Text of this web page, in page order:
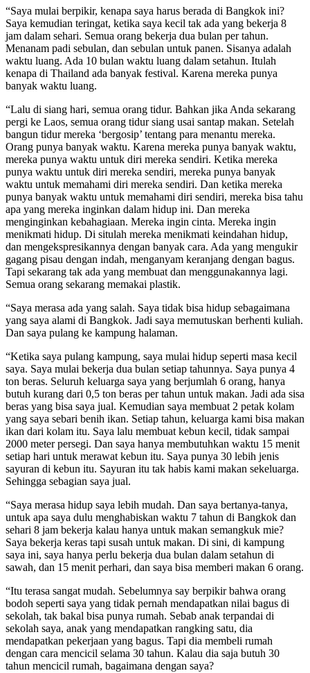
“Saya mulai berpikir, kenapa saya harus berada di Bangkok ini?
Saya kemudian teringat, ketika saya kecil tak ada yang bekerja 8
jam dalam sehari. Semua orang bekerja dua bulan per tahun.
Menanam padi sebulan, dan sebulan untuk panen. Sisanya adalah
waktu luang. Ada 10 bulan waktu luang dalam setahun. Itulah
kenapa di Thailand ada banyak festival. Karena mereka punya
banyak waktu luang.
“Lalu di siang hari, semua orang tidur. Bahkan jika Anda sekarang
pergi ke Laos, semua orang tidur siang usai santap makan. Setelah
bangun tidur mereka ‘bergosip’ tentang para menantu mereka.
Orang punya banyak waktu. Karena mereka punya banyak waktu,
mereka punya waktu untuk diri mereka sendiri. Ketika mereka
punya waktu untuk diri mereka sendiri, mereka punya banyak
waktu untuk memahami diri mereka sendiri. Dan ketika mereka
punya banyak waktu untuk memahami diri sendiri, mereka bisa tahu
apa yang mereka inginkan dalam hidup ini. Dan mereka
menginginkan kebahagiaan. Mereka ingin cinta. Mereka ingin
menikmati hidup. Di situlah mereka menikmati keindahan hidup,
dan mengekspresikannya dengan banyak cara. Ada yang mengukir
gagang pisau dengan indah, menganyam keranjang dengan bagus.
Tapi sekarang tak ada yang membuat dan menggunakannya lagi.
Semua orang sekarang memakai plastik.
“Saya merasa ada yang salah. Saya tidak bisa hidup sebagaimana
yang saya alami di Bangkok. Jadi saya memutuskan berhenti kuliah.
Dan saya pulang ke kampung halaman.
“Ketika saya pulang kampung, saya mulai hidup seperti masa kecil
saya. Saya mulai bekerja dua bulan setiap tahunnya. Saya punya 4
ton beras. Seluruh keluarga saya yang berjumlah 6 orang, hanya
butuh kurang dari 0,5 ton beras per tahun untuk makan. Jadi ada sisa
beras yang bisa saya jual. Kemudian saya membuat 2 petak kolam
yang saya sebari benih ikan. Setiap tahun, keluarga kami bisa makan
ikan dari kolam itu. Saya lalu membuat kebun kecil, tidak sampai
2000 meter persegi. Dan saya hanya membutuhkan waktu 15 menit
setiap hari untuk merawat kebun itu. Saya punya 30 lebih jenis
sayuran di kebun itu. Sayuran itu tak habis kami makan sekeluarga.
Sehingga sebagian saya jual.
“Saya merasa hidup saya lebih mudah. Dan saya bertanya-tanya,
untuk apa saya dulu menghabiskan waktu 7 tahun di Bangkok dan
sehari 8 jam bekerja kalau hanya untuk makan semangkuk mie?
Saya bekerja keras tapi susah untuk makan. Di sini, di kampung
saya ini, saya hanya perlu bekerja dua bulan dalam setahun di
sawah, dan 15 menit perhari, dan saya bisa memberi makan 6 orang.
“Itu terasa sangat mudah. Sebelumnya say berpikir bahwa orang
bodoh seperti saya yang tidak pernah mendapatkan nilai bagus di
sekolah, tak bakal bisa punya rumah. Sebab anak terpandai di
sekolah saya, anak yang mendapatkan rangking satu, dia
mendapatkan pekerjaan yang bagus. Tapi dia membeli rumah
dengan cara mencicil selama 30 tahun. Kalau dia saja butuh 30
tahun mencicil rumah, bagaimana dengan saya?